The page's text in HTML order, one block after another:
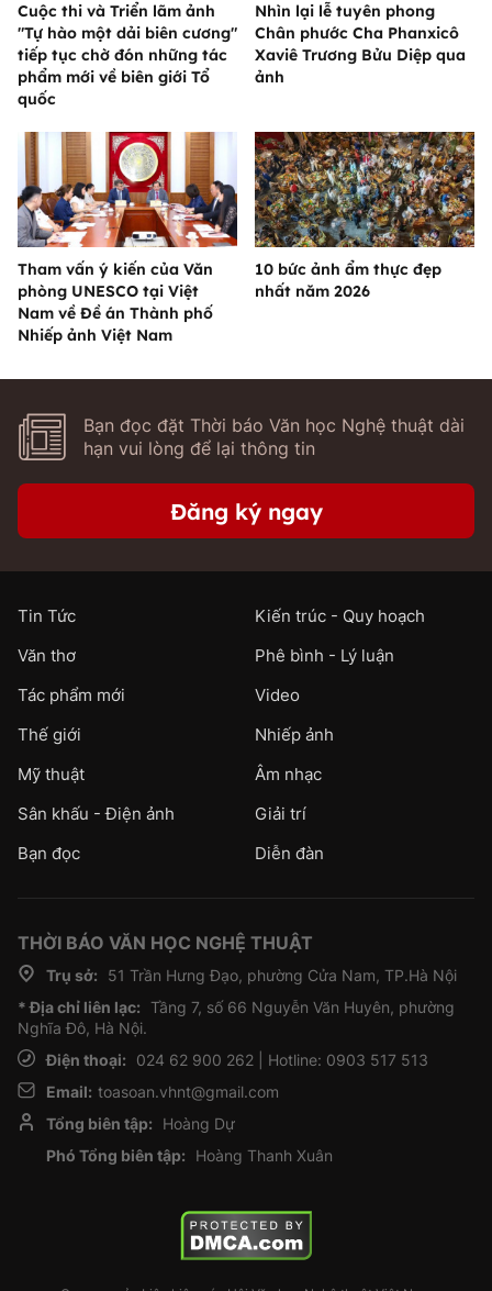
Cuộc thi và Triển lãm ảnh
"Tự hào một dải biên cương"
tiếp tục chờ đón những tác
phẩm mới về biên giới Tổ
quốc
Nhìn lại lễ tuyên phong
Chân phước Cha Phanxicô
Xaviê Trương Bửu Diệp qua
ảnh
Tham vấn ý kiến của Văn
phòng UNESCO tại Việt
Nam về Đề án Thành phố
Nhiếp ảnh Việt Nam
10 bức ảnh ẩm thực đẹp
nhất năm 2026
Bạn đọc đặt Thời báo Văn học Nghệ thuật dài
hạn vui lòng để lại thông tin
Đăng ký ngay
Tin Tức
Kiến trúc - Quy hoạch
Văn thơ
Phê bình - Lý luận
Tác phẩm mới
Video
Thế giới
Nhiếp ảnh
Mỹ thuật
Âm nhạc
Sân khấu - Điện ảnh
Giải trí
Bạn đọc
Diễn đàn
THỜI BÁO VĂN HỌC NGHỆ THUẬT
Trụ sở:
51 Trần Hưng Đạo, phường Cửa Nam, TP.Hà Nội
* Địa chỉ liên lạc: Tầng 7, số 66 Nguyễn Văn Huyên, phường
Nghĩa Đô, Hà Nội.
Điện thoại:
024 62 900 262 | Hotline: 0903 517 513
Email: toasoan.vhnt@gmail.com
Tổng biên tập:
Hoàng Dự
Phó Tổng biên tập:
Hoàng Thanh Xuân